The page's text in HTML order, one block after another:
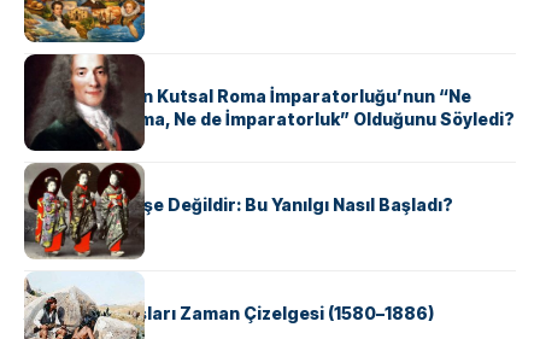
KÜLTÜR
Voltaire Neden Kutsal Roma İmparatorluğu’nun “Ne
Kutsal, Ne Roma, Ne de İmparatorluk” Olduğunu Söyledi?
KÜLTÜR
Geyşalar Fahişe Değildir: Bu Yanılgı Nasıl Başladı?
KÜLTÜR
Apache Savaşları Zaman Çizelgesi (1580–1886)